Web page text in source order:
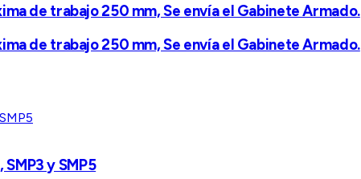
de trabajo 250 mm, Se envía el Gabinete Armado.
de trabajo 250 mm, Se envía el Gabinete Armado.
y SMP5